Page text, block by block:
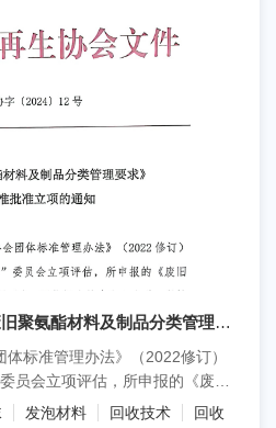
聚氨酯材料及制品分类管理要
标准管理办法》（2022修订）
员会立项评估，所申报的《废旧
要求》团体标准符合立项...
发泡材料 回收技术
回收